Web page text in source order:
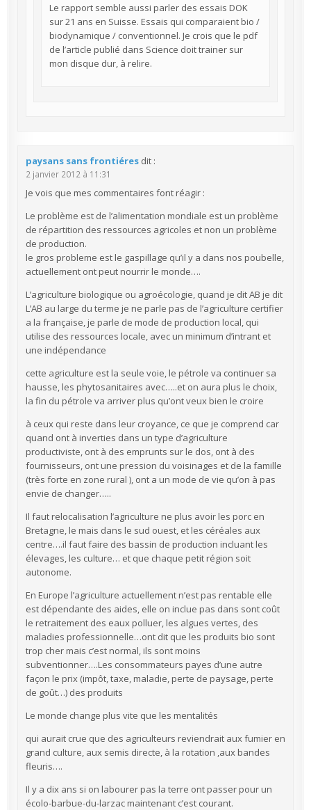
Le rapport semble aussi parler des essais DOK
sur 21 ans en Suisse. Essais qui comparaient bio /
biodynamique / conventionnel. Je crois que le pdf
de l’article publié dans Science doit trainer sur
mon disque dur, à relire.
paysans sans frontiéres dit :
2 janvier 2012 à 11:31
Je vois que mes commentaires font réagir :
Le problème est de l’alimentation mondiale est un problème
de répartition des ressources agricoles et non un problème
de production.
le gros probleme est le gaspillage qu’il y a dans nos poubelle,
actuellement ont peut nourrir le monde….
L’agriculture biologique ou agroécologie, quand je dit AB je dit
L’AB au large du terme je ne parle pas de l’agriculture certifier
a la française, je parle de mode de production local, qui
utilise des ressources locale, avec un minimum d’intrant et
une indépendance
cette agriculture est la seule voie, le pétrole va continuer sa
hausse, les phytosanitaires avec…..et on aura plus le choix,
la fin du pétrole va arriver plus qu’ont veux bien le croire
à ceux qui reste dans leur croyance, ce que je comprend car
quand ont à inverties dans un type d’agriculture
productiviste, ont à des emprunts sur le dos, ont à des
fournisseurs, ont une pression du voisinages et de la famille
(très forte en zone rural ), ont a un mode de vie qu’on à pas
envie de changer…..
Il faut relocalisation l’agriculture ne plus avoir les porc en
Bretagne, le mais dans le sud ouest, et les céréales aux
centre….il faut faire des bassin de production incluant les
élevages, les culture… et que chaque petit région soit
autonome.
En Europe l’agriculture actuellement n’est pas rentable elle
est dépendante des aides, elle on inclue pas dans sont coût
le retraitement des eaux polluer, les algues vertes, des
maladies professionnelle…ont dit que les produits bio sont
trop cher mais c’est normal, ils sont moins
subventionner….Les consommateurs payes d’une autre
façon le prix (impôt, taxe, maladie, perte de paysage, perte
de goût…) des produits
Le monde change plus vite que les mentalités
qui aurait crue que des agriculteurs reviendrait aux fumier en
grand culture, aux semis directe, à la rotation ,aux bandes
fleuris….
Il y a dix ans si on labourer pas la terre ont passer pour un
écolo-barbue-du-larzac maintenant c’est courant.